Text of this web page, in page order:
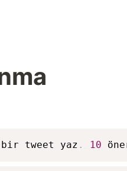
bir tweet yaz . 10